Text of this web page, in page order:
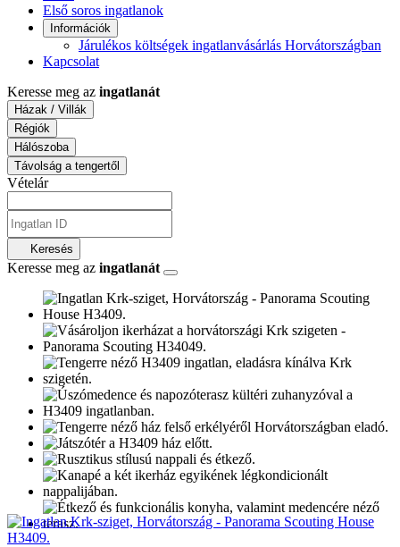
Első soros ingatlanok
Információk
Járulékos költségek ingatlanvásárlás Horvátországban
Kapcsolat
Keresse meg az ingatlanát
Házak / Villák
Régiók
Hálószoba
Távolság a tengertől
Vételár
Keresés
Keresse meg az ingatlanát